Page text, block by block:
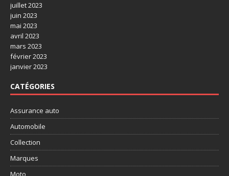
juillet 2023
juin 2023
mai 2023
avril 2023
mars 2023
février 2023
janvier 2023
CATÉGORIES
Assurance auto
Automobile
Collection
Marques
Moto